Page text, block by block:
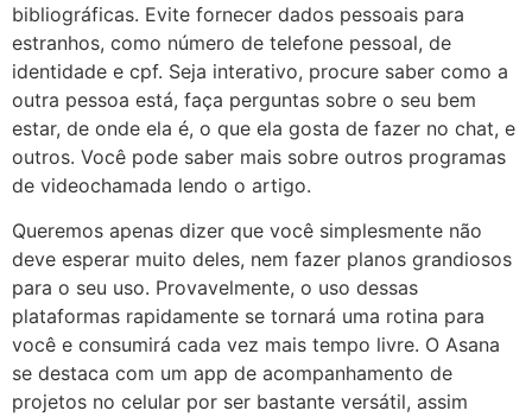
bibliográficas. Evite fornecer dados pessoais para
estranhos, como número de telefone pessoal, de
identidade e cpf. Seja interativo, procure saber como a
outra pessoa está, faça perguntas sobre o seu bem
estar, de onde ela é, o que ela gosta de fazer no chat, e
outros. Você pode saber mais sobre outros programas
de videochamada lendo o artigo.
Queremos apenas dizer que você simplesmente não
deve esperar muito deles, nem fazer planos grandiosos
para o seu uso. Provavelmente, o uso dessas
plataformas rapidamente se tornará uma rotina para
você e consumirá cada vez mais tempo livre. O Asana
se destaca com um app de acompanhamento de
projetos no celular por ser bastante versátil, assim